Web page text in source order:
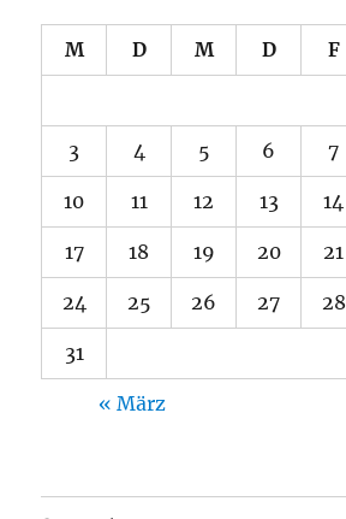
M D M D F
3 4 5 6 7
10 11 12 13 14
17 18 19 20 21
24 25 26 27 28
31
« März